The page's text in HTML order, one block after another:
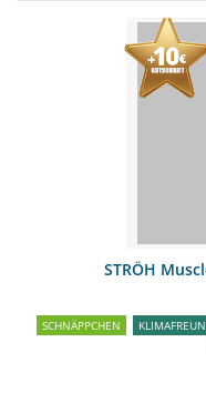
STRÖH
SCHNÄPPCHEN